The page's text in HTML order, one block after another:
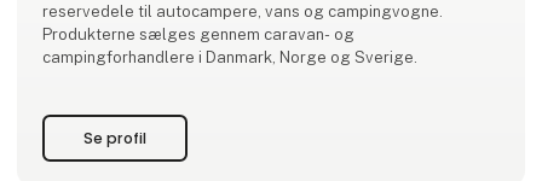
reservedele til autocampere, vans og campingvogne.
Produkterne sælges gennem caravan- og
campingforhandlere i Danmark, Norge og Sverige.
Se profil